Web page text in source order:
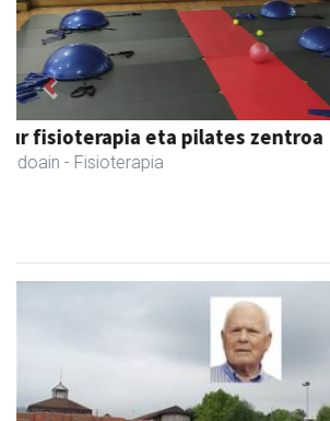
Istuitza Garden
Andoain - Lorezaintza
Previous